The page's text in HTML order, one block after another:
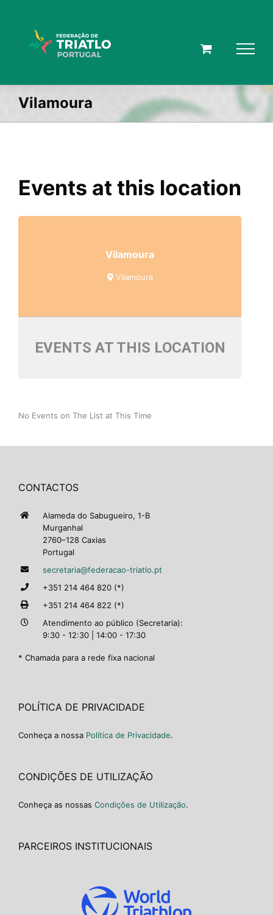
Vilamoura
Events at this location
Vilamoura
Vilamoura
EVENTS AT THIS LOCATION
No Events on The List at This Time
CONTACTOS
Alameda do Sabugueiro, 1-B
Murganhal
2760–128 Caxias
Portugal
secretaria@federacao-triatlo.pt
+351 214 464 820 (*)
+351 214 464 822 (*)
Atendimento ao público (Secretaria):
9:30 - 12:30 | 14:00 - 17:30
* Chamada para a rede fixa nacional
POLÍTICA DE PRIVACIDADE
Conheça a nossa Política de Privacidade.
CONDIÇÕES DE UTILIZAÇÃO
Conheça as nossas Condições de Utilização.
PARCEIROS INSTITUCIONAIS